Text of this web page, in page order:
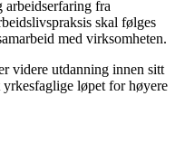
arbeidserfaring fra
skal følges
med virksomheten.
videre utdanning innen sitt
løpet for høyere